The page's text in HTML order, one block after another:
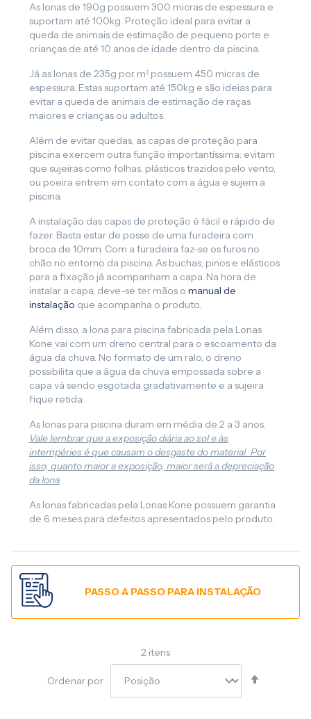
As lonas de 190g possuem 300 micras de espessura e
suportam até 100kg. Proteção ideal para evitar a
queda de animais de estimação de pequeno porte e
crianças de até 10 anos de idade dentro da piscina.
Já as lonas de 235g por m² possuem 450 micras de
espessura. Estas suportam até 150kg e são ideias para
evitar a queda de animais de estimação de raças
maiores e crianças ou adultos.
Além de evitar quedas, as capas de proteção para
piscina exercem outra função importantíssima: evitam
que sujeiras como folhas, plásticos trazidos pelo vento,
ou poeira entrem em contato com a água e sujem a
piscina.
A instalação das capas de proteção é fácil e rápido de
fazer. Basta estar de posse de uma furadeira com
broca de 10mm. Com a furadeira faz-se os furos no
chão no entorno da piscina. As buchas, pinos e elásticos
para a fixação já acompanham a capa. Na hora de
instalar a capa, deve-se ter mãos o manual de
instalação que acompanha o produto.
Além disso, a lona para piscina fabricada pela Lonas
Kone vai com um dreno central para o escoamento da
água da chuva. No formato de um ralo, o dreno
possibilita que a água da chuva empossada sobre a
capa vá sendo esgotada gradativamente e a sujeira
fique retida.
As lonas para piscina duram em média de 2 a 3 anos.
Vale lembrar que a exposição diária ao sol e às
intempéries é que causam o desgaste do material. Por
isso, quanto maior a exposição, maior será a depreciação
da lona.
As lonas fabricadas pela Lonas Kone possuem garantia
de 6 meses para defeitos apresentados pelo produto.
2 itens
Ordenar por
PASSO A PASSO PARA INSTALAÇÃO